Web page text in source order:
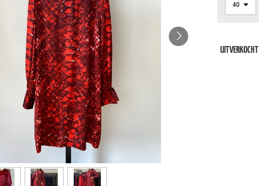
UITVERKOCHT